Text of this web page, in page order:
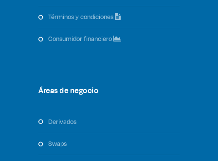
términos y condiciones
consumidor financiero
Áreas de negocio
derivados
swaps